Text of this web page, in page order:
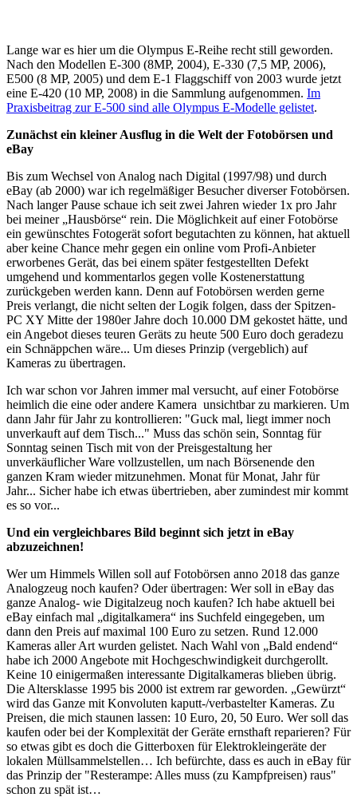
Lange war es hier um die Olympus E-Reihe recht still geworden.
Nach den Modellen E-300 (8MP, 2004), E-330 (7,5 MP, 2006),
E500 (8 MP, 2005) und dem E-1 Flaggschiff von 2003 wurde jetzt
eine E-420 (10 MP, 2008) in die Sammlung aufgenommen. Im
Praxisbeitrag zur E-500 sind alle Olympus E-Modelle gelistet.
Zunächst ein kleiner Ausflug in die Welt der Fotobörsen und
eBay
Bis zum Wechsel von Analog nach Digital (1997/98) und durch
eBay (ab 2000) war ich regelmäßiger Besucher diverser Fotobörsen.
Nach langer Pause schaue ich seit zwei Jahren wieder 1x pro Jahr
bei meiner „Hausbörse“ rein. Die Möglichkeit auf einer Fotobörse
ein gewünschtes Fotogerät sofort begutachten zu können, hat aktuell
aber keine Chance mehr gegen ein online vom Profi-Anbieter
erworbenes Gerät, das bei einem später festgestellten Defekt
umgehend und kommentarlos gegen volle Kostenerstattung
zurückgeben werden kann. Denn auf Fotobörsen werden gerne
Preis verlangt, die nicht selten der Logik folgen, dass der Spitzen-
PC XY Mitte der 1980er Jahre doch 10.000 DM gekostet hätte, und
ein Angebot dieses teuren Geräts zu heute 500 Euro doch geradezu
ein Schnäppchen wäre... Um dieses Prinzip (vergeblich) auf
Kameras zu übertragen.
Ich war schon vor Jahren immer mal versucht, auf einer Fotobörse
heimlich die eine oder andere Kamera unsichtbar zu markieren. Um
dann Jahr für Jahr zu kontrollieren: "Guck mal, liegt immer noch
unverkauft auf dem Tisch..." Muss das schön sein, Sonntag für
Sonntag seinen Tisch mit von der Preisgestaltung her
unverkäuflicher Ware vollzustellen, um nach Börsenende den
ganzen Kram wieder mitzunehmen. Monat für Monat, Jahr für
Jahr... Sicher habe ich etwas übertrieben, aber zumindest mir kommt
es so vor...
Und ein vergleichbares Bild beginnt sich jetzt in eBay
abzuzeichnen!
Wer um Himmels Willen soll auf Fotobörsen anno 2018 das ganze
Analogzeug noch kaufen? Oder übertragen: Wer soll in eBay das
ganze Analog- wie Digitalzeug noch kaufen? Ich habe aktuell bei
eBay einfach mal „digitalkamera“ ins Suchfeld eingegeben, um
dann den Preis auf maximal 100 Euro zu setzen. Rund 12.000
Kameras aller Art wurden gelistet. Nach Wahl von „Bald endend“
habe ich 2000 Angebote mit Hochgeschwindigkeit durchgerollt.
Keine 10 einigermaßen interessante Digitalkameras blieben übrig.
Die Altersklasse 1995 bis 2000 ist extrem rar geworden. „Gewürzt“
wird das Ganze mit Konvoluten kaputt-/verbastelter Kameras. Zu
Preisen, die mich staunen lassen: 10 Euro, 20, 50 Euro. Wer soll das
kaufen oder bei der Komplexität der Geräte ernsthaft reparieren? Für
so etwas gibt es doch die Gitterboxen für Elektrokleingeräte der
lokalen Müllsammelstellen… Ich befürchte, dass es auch in eBay für
das Prinzip der "Resterampe: Alles muss (zu Kampfpreisen) raus"
schon zu spät ist…